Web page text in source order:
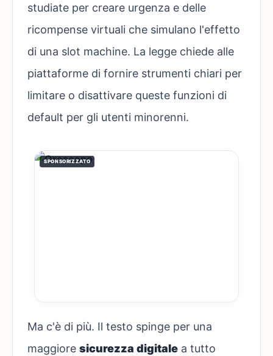
studiate per creare urgenza e delle
ricompense virtuali che simulano l'effetto
di una slot machine. La legge chiede alle
piattaforme di fornire strumenti chiari per
limitare o disattivare queste funzioni di
default per gli utenti minorenni.
SPONSORIZZATO
Ma c'è di più. Il testo spinge per una
maggiore sicurezza digitale a tutto